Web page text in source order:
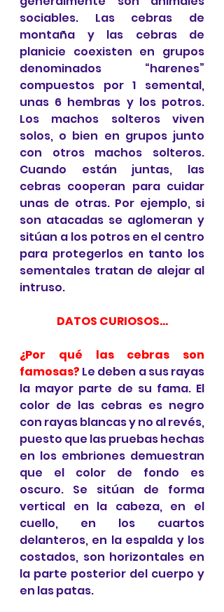
sociables. Las cebras de
montaña y las cebras de
planicie coexisten en grupos
denominados “harenes”
compuestos por 1 semental,
unas 6 hembras y los potros.
Los machos solteros viven
solos, o bien en grupos junto
con otros machos solteros.
Cuando están juntas, las
cebras cooperan para cuidar
unas de otras. Por ejemplo, si
son atacadas se aglomeran y
sitúan a los potros en el centro
para protegerlos en tanto los
sementales tratan de alejar al
intruso.
DATOS CURIOSOS…
¿Por qué las cebras son
famosas? Le deben a sus rayas
la mayor parte de su fama. El
color de las cebras es negro
con rayas blancas y no al revés,
puesto que las pruebas hechas
en los embriones demuestran
que el color de fondo es
oscuro. Se sitúan de forma
vertical en la cabeza, en el
cuello, en los cuartos
delanteros, en la espalda y los
costados, son horizontales en
la parte posterior del cuerpo y
en las patas.